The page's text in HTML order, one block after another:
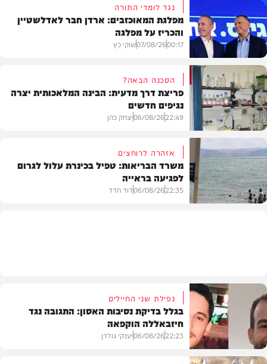
פוליטי
נגד לומדי התורה
מפלגת המאוכזבים: ארדן חבר לאדלשטיין
והכריז על מפלגה
00:17
07/08/26שוקי כץ
בריאות
הסכנה הבאה?
פריצת דרך מדעית: הבינה המלאכותית יצרה
נגיפים חדשים
22:49
06/08/26יצחק כהן
אזהרה לרוחצים
משרד הבריאות: טפיל בכינרת עלול לגרום
לפגיעה בראייה
22:35
06/08/26דוד חדד
נפילת שני החיילים
בגלל בדיקת נסיבות האסון: התגובה נגד
חיזבאללה הוקפאה
22:23
06/08/26יענקי גולדן